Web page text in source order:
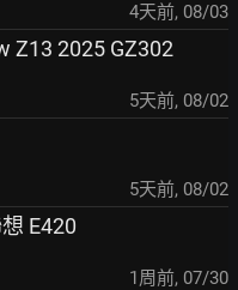
4天前, 08/03
Z13 2025 GZ302
5天前, 08/02
5天前, 08/02
E420
1周前, 07/30